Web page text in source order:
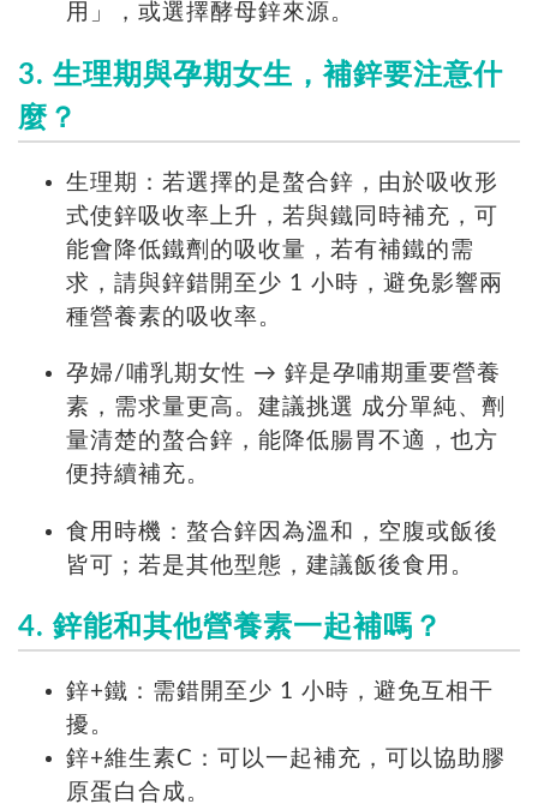
用」，或選擇酵母鋅來源。
3. 生理期與孕期女生，補鋅要注意什
麼？
生理期：若選擇的是螯合鋅，由於吸收形
式使鋅吸收率上升，若與鐵同時補充，可
能會降低鐵劑的吸收量，若有補鐵的需
求，請與鋅錯開至少 1 小時，避免影響兩
種營養素的吸收率。
孕婦/哺乳期女性 → 鋅是孕哺期重要營養
素，需求量更高。建議挑選 成分單純、劑
量清楚的螯合鋅，能降低腸胃不適，也方
便持續補充。
食用時機：螯合鋅因為溫和，空腹或飯後
皆可；若是其他型態，建議飯後食用。
4. 鋅能和其他營養素一起補嗎？
鋅+鐵：需錯開至少 1 小時，避免互相干
擾。
鋅+維生素C：可以一起補充，可以協助膠
原蛋白合成。